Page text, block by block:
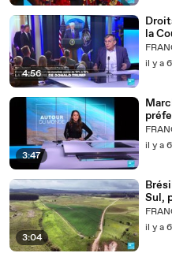
4:56
la
il y a
3:47
il y a
3:04
Brésil : Dans l'État de Rio
Sul,
il y a